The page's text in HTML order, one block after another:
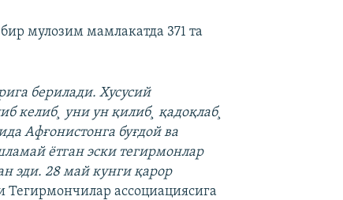
мулозим мамлакатда 371 та
берилади. Хусусий
келиб¸ уни ун қилиб¸ қадоқлаб¸
Афғонистонга буғдой ва
ëтган эски тегирмонлар
эди. 28 май кунги қарор
Тегирмончилар ассоциациясига